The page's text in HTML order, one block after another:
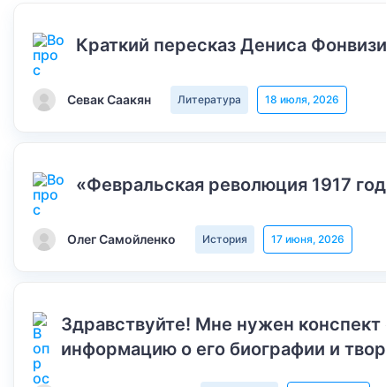
Краткий пересказ Дениса
Севак Саакян Литература 18 июля, 2026
«Февральская революция 1917
Олег Самойленко История 17 июня, 2026
Здравствуйте! Мне нужен
информацию о его биографии и